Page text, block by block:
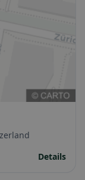
Details